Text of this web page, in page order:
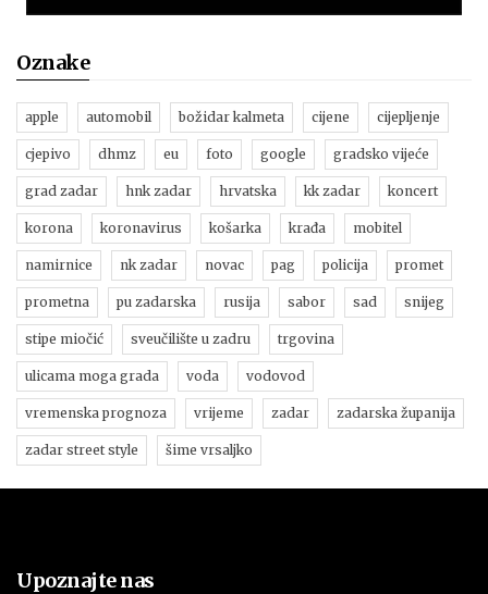
Oznake
apple automobil božidar kalmeta cijene cijepljenje
cjepivo dhmz eu foto google gradsko vijeće
grad zadar hnk zadar hrvatska kk zadar koncert
korona koronavirus košarka krađa mobitel
namirnice nk zadar novac pag policija promet
prometna pu zadarska rusija sabor sad snijeg
stipe miočić sveučilište u zadru trgovina
ulicama moga grada voda vodovod
vremenska prognoza vrijeme zadar zadarska županija
zadar street style šime vrsaljko
Upoznajte nas